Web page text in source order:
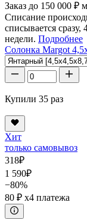
Заказ до 150 000 ₽
Списание
списывается
недели. Подробнее
Солонка Margot
Купили 35 раз
Хит
только самовывоз
318₽
1 590₽
−80%
80 ₽ x4 платежа